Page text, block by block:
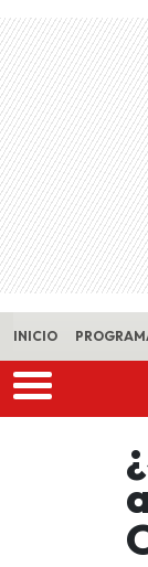
Skip to main
INICIO